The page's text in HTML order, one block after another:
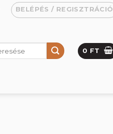
BELÉPÉS / REGISZTRÁCIÓ
0 FT